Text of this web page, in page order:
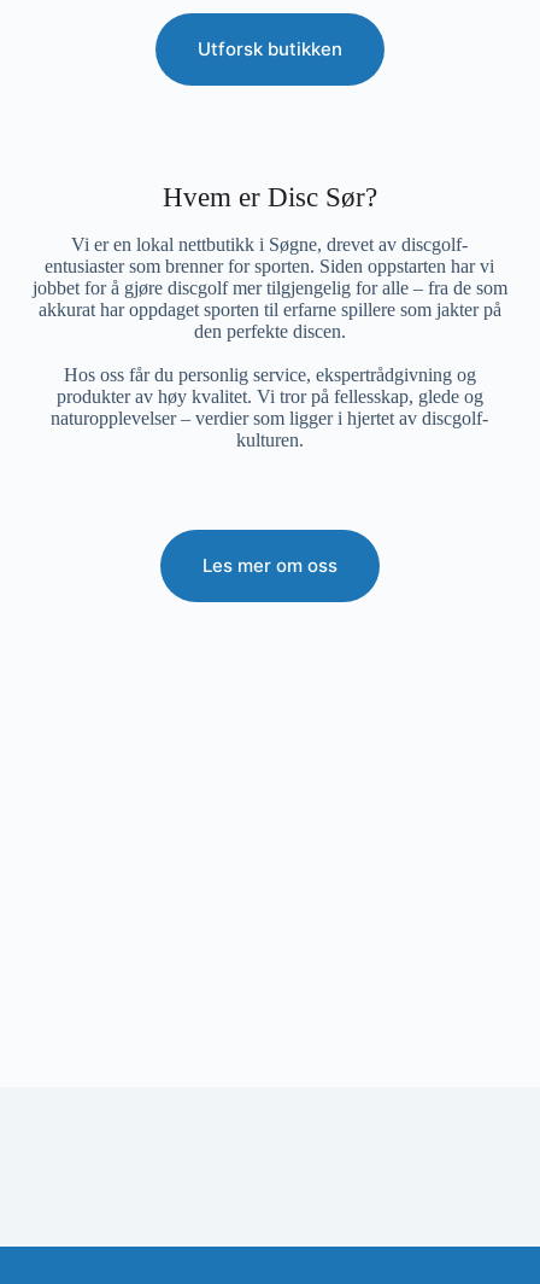
Alternativene
kan
velges
Utforsk butikken
Hvem er Disc Sør?
Vi er en lokal nettbutikk i Søgne, drevet av discgolf-
entusiaster som brenner for sporten. Siden oppstarten har vi
jobbet for å gjøre discgolf mer tilgjengelig for alle – fra de som
akkurat har oppdaget sporten til erfarne spillere som jakter på
den perfekte discen.
Hos oss får du personlig service, ekspertrådgivning og
produkter av høy kvalitet. Vi tror på fellesskap, glede og
naturopplevelser – verdier som ligger i hjertet av discgolf-
kulturen.
Les mer om oss